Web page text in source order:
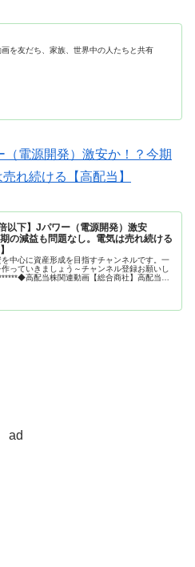
を友だち、家族、世界中の人たちと共有
（電源開発）激安か！？今期
れ続ける【高配当】
以下】Jパワー（電源開発）激安
の減益も問題なし。電気は売れ続ける
中心に資産形成を目指すチャンネルです。一
っていきましょう～チャンネル登録お願いし
高配当株関連動画【総合商社】高配当な
産、住友...
ad